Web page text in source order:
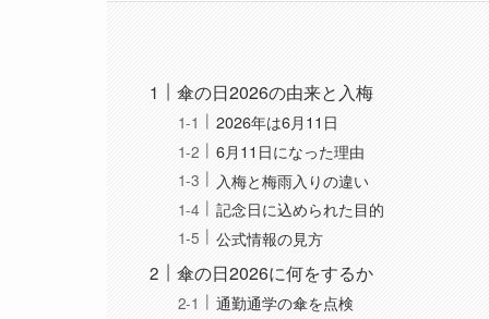
傘の日2026の由来と入梅
2026年は6月11日
6月11日になった理由
入梅と梅雨入りの違い
記念日に込められた目的
公式情報の見方
傘の日2026に何をするか
通勤通学の傘を点検